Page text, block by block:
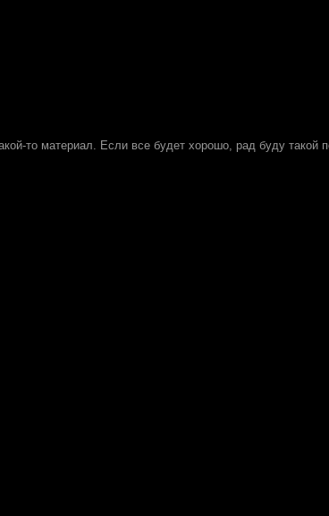
то материал. Если все будет хорошо, рад буду такой